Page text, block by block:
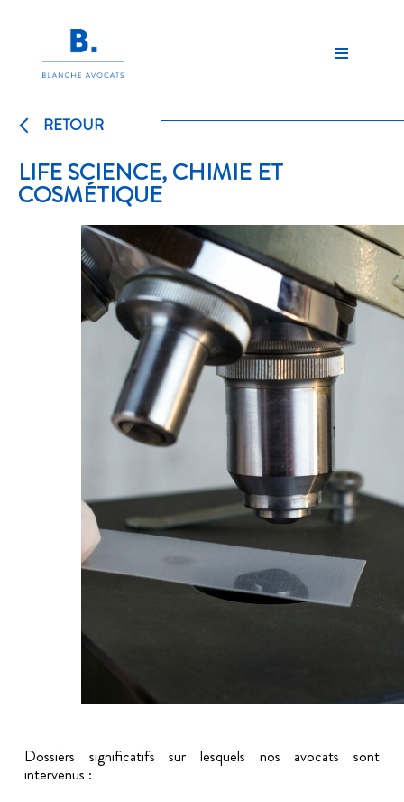
RETOUR
LIFE SCIENCE, CHIMIE ET
COSMÉTIQUE
Dossiers significatifs sur lesquels nos avocats sont
intervenus :